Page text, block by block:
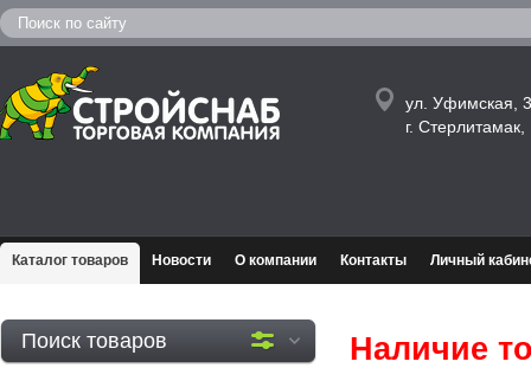
ул. Уфимская,
г.
Каталог товаров Новости О компании Контакты Личный
Поиск товаров
Наличие